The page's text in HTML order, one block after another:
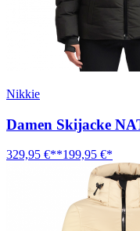
Nikkie
Damen Skijacke
329,95 €**199,95 €*